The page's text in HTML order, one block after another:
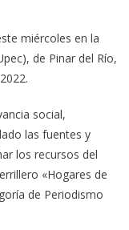
miércoles en la
de Pinar del Río,
social,
las fuentes y
los recursos del
«Hogares de
de Periodismo